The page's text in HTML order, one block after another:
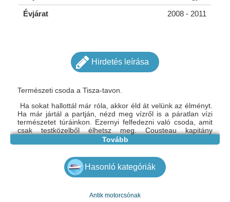
Évjárat
2008 - 2011
Hirdetés leírása
Természeti csoda a Tisza-tavon.
Ha sokat hallottál már róla, akkor éld át velünk az élményt.
Ha már jártál a partján, nézd meg vízről is a páratlan vízi
természetet túráinkon. Ezernyi felfedezni való csoda, amit
csak testközelből élhetsz meg. Cousteau kapitány
természetfilmjei megelevenednek túráinkon a profi
szakvezetőkkel.
www.tavitura.hu
Tovább
Hasonló kategóriák
Antik motorcsónak